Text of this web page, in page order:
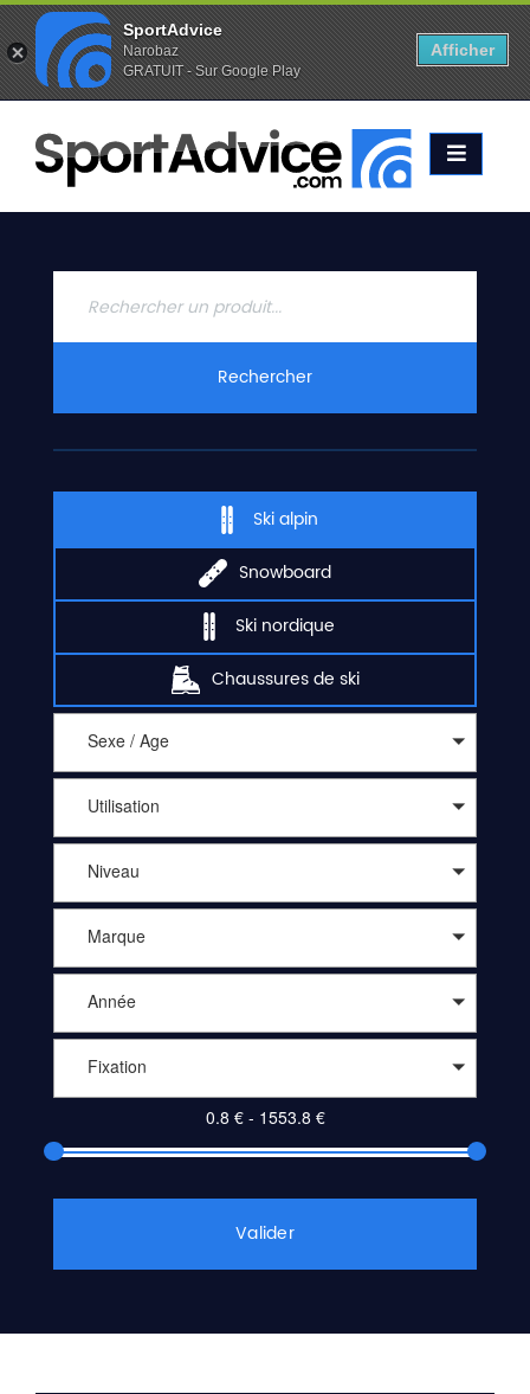
Favoris (0) Alertes (0)
ACCUEIL
SKIS
2020
CONTACT
Rechercher
Ski alpin
Snowboard
Ski nordique
Chaussures de ski
Sexe / Age
Utilisation
Niveau
Marque
Année
Fixation
Valider
SportAdvice
Narobaz
GRATUIT - Sur Google Play
Afficher